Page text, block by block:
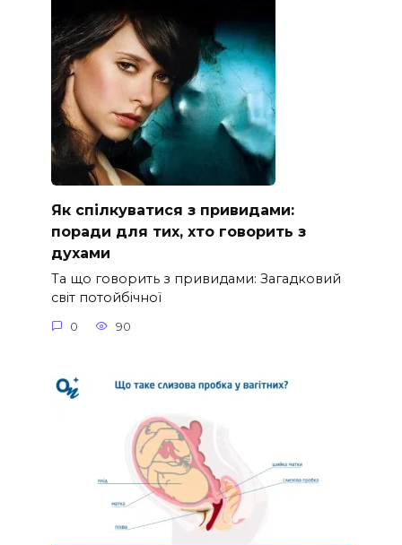
Як спілкуватися з привидами:
поради для тих, хто говорить з
духами
Та що говорить з привидами: Загадковий
світ потойбічної
0 90